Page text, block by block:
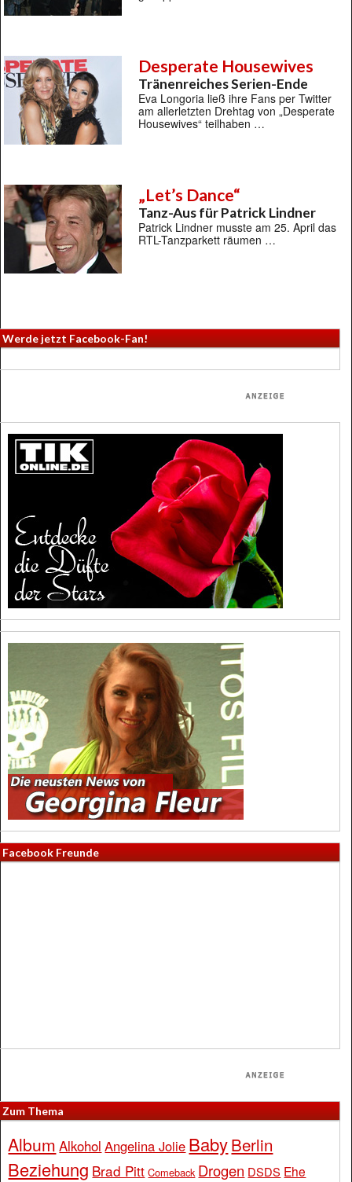
Desperate Housewives
Tränenreiches Serien-Ende
Eva Longoria ließ ihre Fans per Twitter
am allerletzten Drehtag von „Desperate
Housewives“ teilhaben …
„Let’s Dance“
Tanz-Aus für Patrick Lindner
Patrick Lindner musste am 25. April das
RTL-Tanzparkett räumen …
Werde jetzt Facebook-Fan!
Facebook Freunde
Zum Thema
Album Alkohol Angelina Jolie BabyBerlin
Beziehung Brad Pitt Comeback Drogen DSDS Ehe